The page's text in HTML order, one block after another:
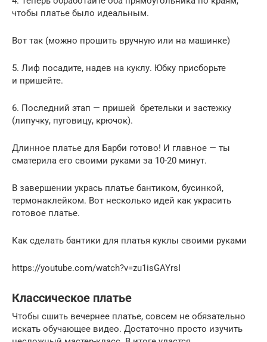
чтобы платье было идеальным.
Вот так (можно прошить вручную или на машинке)
5. Лиф посадите, надев на куклу. Юбку присборьте
и пришейте.
6. Последний этап — пришей бретельки и застежку
(липучку, пуговицу, крючок).
Длинное платье для Барби готово! И главное — ты
сматерила его своими руками за 10-20 минут.
В завершении укрась платье бантиком, бусинкой,
термонаклейком. Вот несколько идей как украсить
готовое платье.
Как сделать бантики для платья куклы своими руками
https://youtube.com/watch?v=zu1isGAYrsI
Классическое платье
Чтобы сшить вечернее платье, совсем не обязательно
искать обучающее видео. Достаточно просто изучить